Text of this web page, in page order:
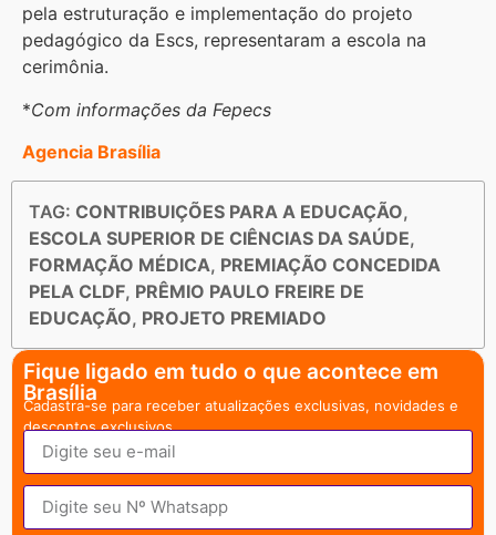
pela estruturação e implementação do projeto
pedagógico da Escs, representaram a escola na
cerimônia.
*Com informações da Fepecs
Agencia Brasília
TAG: CONTRIBUIÇÕES PARA A EDUCAÇÃO,
ESCOLA SUPERIOR DE CIÊNCIAS DA SAÚDE,
FORMAÇÃO MÉDICA, PREMIAÇÃO CONCEDIDA
PELA CLDF, PRÊMIO PAULO FREIRE DE
EDUCAÇÃO, PROJETO PREMIADO
Fique ligado em tudo o que acontece em
Brasília
Cadastra-se para receber atualizações exclusivas, novidades e
descontos exclusivos.